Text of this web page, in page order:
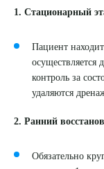
1. Стационарный
Пациент
осуществляется
контроль за
удаляются
2. Ранний
Обязательно